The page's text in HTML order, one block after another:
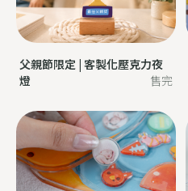
父親節限定 | 客製化壓克力夜
燈
售完